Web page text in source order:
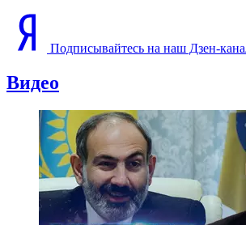
Подписывайтесь на наш Дзен-
Видео